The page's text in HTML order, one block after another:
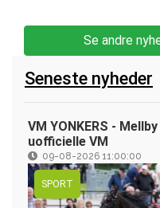
Se andre
Seneste nyheder
VM YONKERS -
uofficielle VM
09-08-2026 11:00:00
SPORT